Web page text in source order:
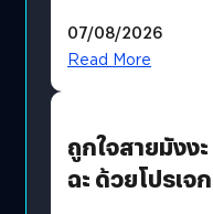
07/08/2026
Read More
ถูกใจสายมังง
ฉะ ด้วยโปรเจ